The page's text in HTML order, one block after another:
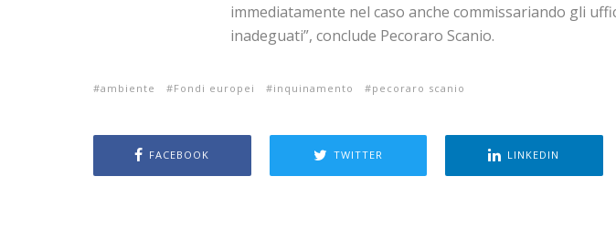
immediatamente nel caso anche commissariando gli
inadeguati”, conclude Pecoraro Scanio.
ambiente Fondi europei inquinamento pecoraro scanio
FACEBOOK TWITTER LINKEDIN